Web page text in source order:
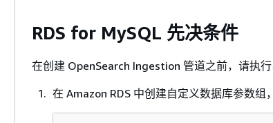
RDS for MySQL 先决条件
在创建 OpenSearch Ingestion 管道之前，请执行
在 Amazon RDS 中创建自定义数据库参数组